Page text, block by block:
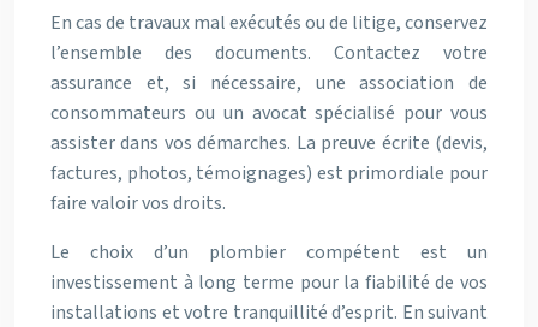
En cas de travaux mal exécutés ou de litige, conservez
l’ensemble des documents. Contactez votre
assurance et, si nécessaire, une association de
consommateurs ou un avocat spécialisé pour vous
assister dans vos démarches. La preuve écrite (devis,
factures, photos, témoignages) est primordiale pour
faire valoir vos droits.
Le choix d’un plombier compétent est un
investissement à long terme pour la fiabilité de vos
installations et votre tranquillité d’esprit. En suivant